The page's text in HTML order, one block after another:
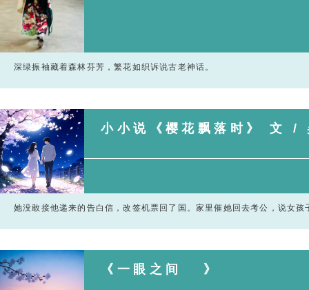
深绿振袖藏着森林芬芳，繁花如织诉说古老神话。
小小说《樱花飘落时》 文 /
她没敢接他递来的告白信，改签机票回了国。家里催她回去考公，说女孩
《一眼之间 》